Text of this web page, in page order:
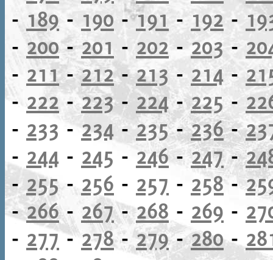
- 189 - 190 -191- 192 -
- 200-201 - 202-203 -
- 211-212-213 - 214 -
- 222 -223-224-225-
- 233 -234 -235-236-
- 244 - 245 - 246-247-
- 255- 256 - 257 - 258-
-266- 267-268 - 269 -
- 277-278-279-280-